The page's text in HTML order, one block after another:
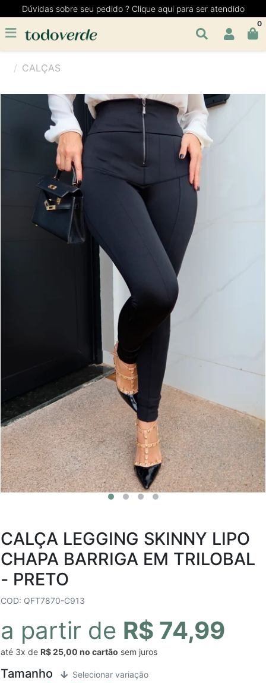
Dúvidas sobre seu pedido ? Clique aqui para ser atendido
0
CALÇAS
CALÇA LEGGING SKINNY LIPO
CHAPA BARRIGA EM TRILOBAL
- PRETO
COD: QFT7870-C913
a partir de R$ 74,99
até 3x de R$ 25,00 sem juros
Tamanho Selecionar variação